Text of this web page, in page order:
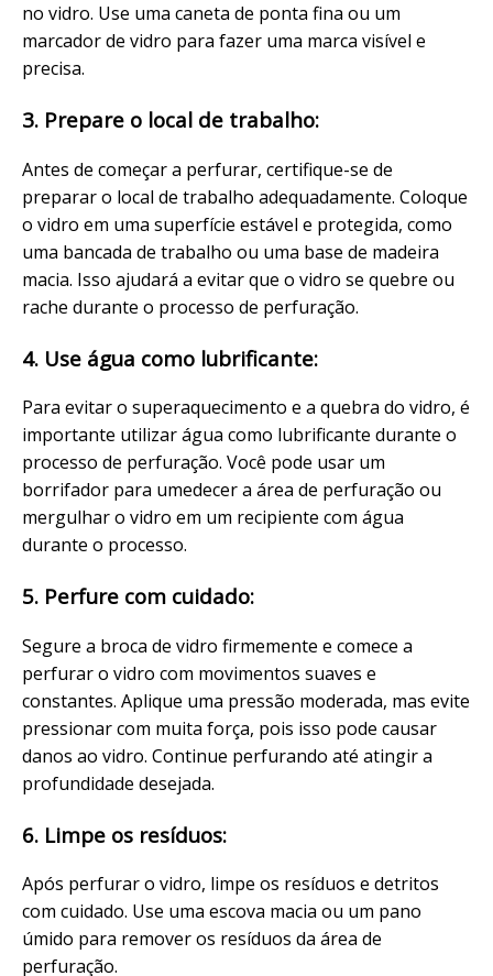
no vidro. Use uma caneta de ponta fina ou um
marcador de vidro para fazer uma marca visível e
precisa.
3. Prepare o local de trabalho:
Antes de começar a perfurar, certifique-se de
preparar o local de trabalho adequadamente. Coloque
o vidro em uma superfície estável e protegida, como
uma bancada de trabalho ou uma base de madeira
macia. Isso ajudará a evitar que o vidro se quebre ou
rache durante o processo de perfuração.
4. Use água como lubrificante:
Para evitar o superaquecimento e a quebra do vidro, é
importante utilizar água como lubrificante durante o
processo de perfuração. Você pode usar um
borrifador para umedecer a área de perfuração ou
mergulhar o vidro em um recipiente com água
durante o processo.
5. Perfure com cuidado:
Segure a broca de vidro firmemente e comece a
perfurar o vidro com movimentos suaves e
constantes. Aplique uma pressão moderada, mas evite
pressionar com muita força, pois isso pode causar
danos ao vidro. Continue perfurando até atingir a
profundidade desejada.
6. Limpe os resíduos:
Após perfurar o vidro, limpe os resíduos e detritos
com cuidado. Use uma escova macia ou um pano
úmido para remover os resíduos da área de
perfuração.